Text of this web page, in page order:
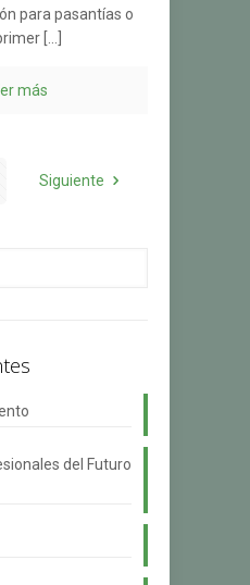
para pasantías o
[…]
más
Siguiente
del Futuro